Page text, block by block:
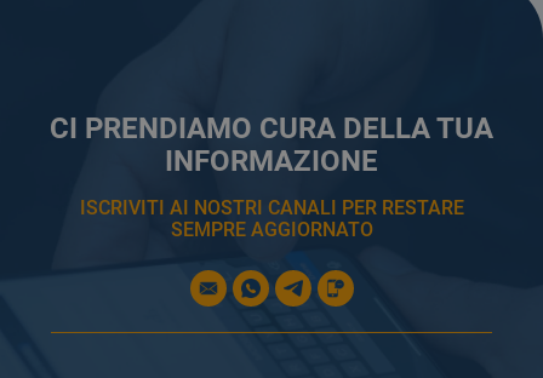
CI PRENDIAMO CURA DELLA TUA
INFORMAZIONE
ISCRIVITI AI NOSTRI CANALI PER RESTARE
SEMPRE AGGIORNATO